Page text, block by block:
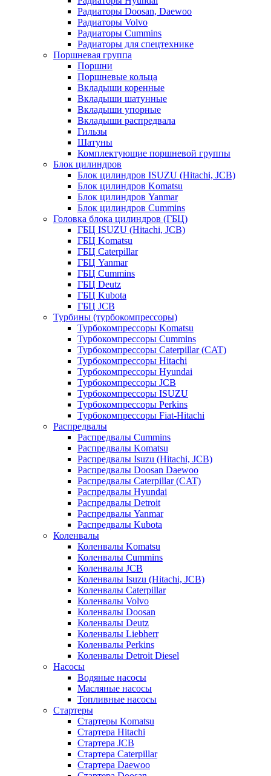
Радиаторы Doosan, Daewoo
Радиаторы Volvo
Радиаторы Cummins
Радиаторы для спецтехнике
Поршневая группа
Поршни
Поршневые кольца
Вкладыши коренные
Вкладыши шатунные
Вкладыши упорные
Вкладыши распредвала
Гильзы
Шатуны
Комплектующие поршневой группы
Блок цилиндров
Блок цилиндров ISUZU (Hitachi, JCB)
Блок цилиндров Komatsu
Блок цилиндров Yanmar
Блок цилиндров Cummins
Головка блока цилиндров (ГБЦ)
ГБЦ ISUZU (Hitachi, JCB)
ГБЦ Komatsu
ГБЦ Caterpillar
ГБЦ Yanmar
ГБЦ Cummins
ГБЦ Deutz
ГБЦ Kubota
ГБЦ JCB
Турбины (турбокомпрессоры)
Турбокомпрессоры Komatsu
Турбокомпрессоры Cummins
Турбокомпрессоры Caterpillar (CAT)
Турбокомпрессоры Hitachi
Турбокомпрессоры Hyundai
Турбокомпрессоры JCB
Турбокомпрессоры ISUZU
Турбокомпрессоры Perkins
Турбокомпрессоры Fiat-Hitachi
Распредвалы
Распредвалы Cummins
Распредвалы Komatsu
Распредвалы Isuzu (Hitachi, JCB)
Распредвалы Doosan Daewoo
Распредвалы Caterpillar (CAT)
Распредвалы Hyundai
Распредвалы Detroit
Распредвалы Yanmar
Распредвалы Kubota
Коленвалы
Коленвалы Komatsu
Коленвалы Cummins
Коленвалы JCB
Коленвалы Isuzu (Hitachi, JCB)
Коленвалы Caterpillar
Коленвалы Volvo
Коленвалы Doosan
Коленвалы Deutz
Коленвалы Liebherr
Коленвалы Perkins
Коленвалы Detroit Diesel
Насосы
Водяные насосы
Масляные насосы
Топливные насосы
Стартеры
Стартеры Komatsu
Стартера Hitachi
Стартера JCB
Стартера Caterpillar
Стартера Daewoo